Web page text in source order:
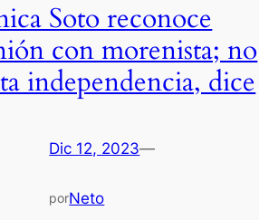
Soto reconoce
con morenista; no
independencia, dice
Dic 12, 2023—
porNeto